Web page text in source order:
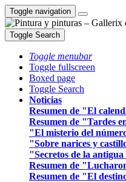
Toggle navigation
Toggle Search
Toggle menubar
Toggle fullscreen
Boxed page
Toggle Search
Noticias
Resumen de "El
Resumen de "Tardes
"El misterio del
"Sobre narices y
"Secretos de la
Resumen de
Resumen de "El